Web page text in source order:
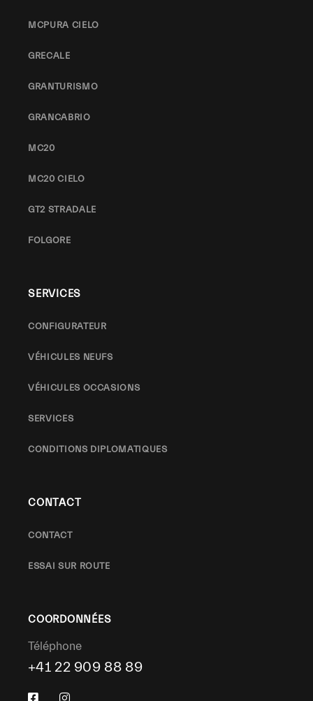
MCPURA CIELO
GRECALE
GRANTURISMO
GRANCABRIO
MC20
MC20 CIELO
GT2 STRADALE
FOLGORE
SERVICES
CONFIGURATEUR
VÉHICULES NEUFS
VÉHICULES OCCASIONS
SERVICES
CONDITIONS DIPLOMATIQUES
CONTACT
CONTACT
ESSAI SUR ROUTE
COORDONNÉES
Téléphone
+41 22 909 88 89